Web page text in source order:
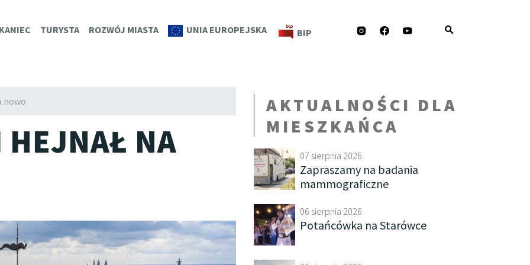
TURYSTA ROZWÓJ MIASTA UNIA EUROPEJSKA BIP YOUTUBE
FACEBOOK
INSTAGRAM
nowo
NA
AKTUALNOŚCI DLA
MIESZKAŃCA
07 sierpnia 2026
Zapraszamy na badania
mammograficzne
06 sierpnia 2026
Potańcówka na Starówce